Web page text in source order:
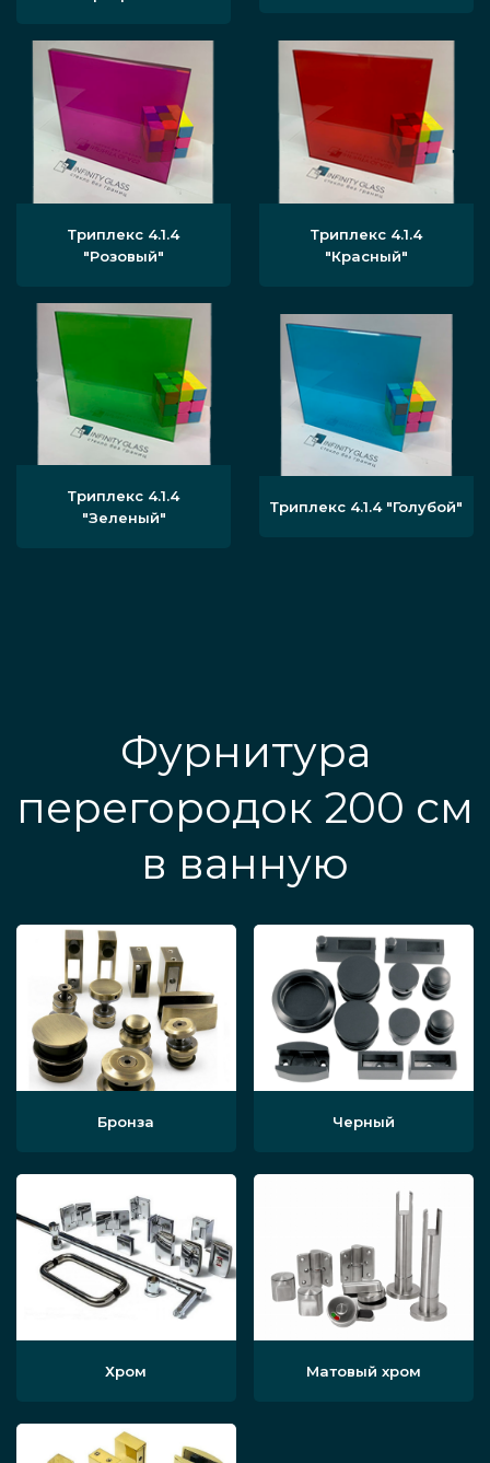
Триплекс 4.1.4
"Розовый"
Триплекс 4.1.4
"Красный"
Триплекс 4.1.4
"Зеленый"
Триплекс 4.1.4 "Голубой"
Фурнитура
перегородок 200 см
в ванную
Бронза Черный
Хром Матовый хром